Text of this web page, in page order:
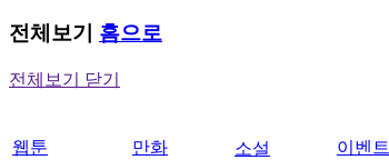
전체보기 홈으로
전체보기 닫기
웹툰
만화
소설
이벤트